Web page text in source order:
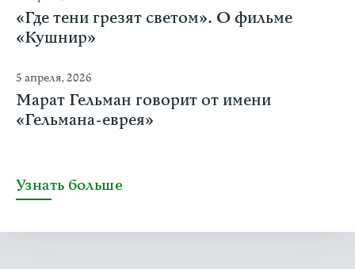
«Где тени грезят светом». О фильме
«Кушнир»
5 апреля, 2026
Марат Гельман говорит от имени
«Гельмана-еврея»
Узнать больше